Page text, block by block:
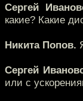
Сергей
какие? Какие
Никита Попов.
Сергей
или с